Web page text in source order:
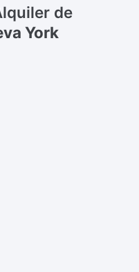
de
York